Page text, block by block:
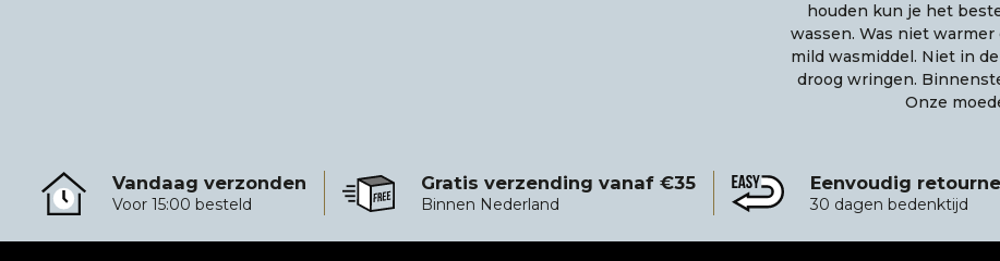
houden kun je het
wassen. Was niet
mild wasmiddel. Niet in
droog wringen.
Onze
Vandaag verzonden
Voor 15:00 besteld
Vandaag verzonden
Gratis verzending vanaf €35
Binnen Nederland
Gratis verzending vanaf €35
Eenvoudig
30 dagen bedenktijd
Eenvoudig retourneren